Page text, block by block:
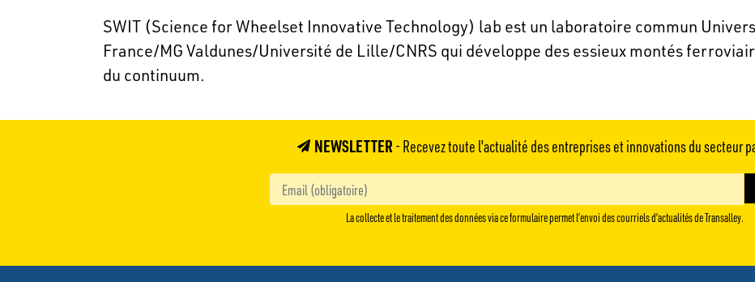
SWIT (Science for Wheelset Innovative Technology) lab est un laboratoire commun
France/MG Valdunes/Université de Lille/CNRS qui développe des essieux montés
du continuum.
NEWSLETTER- Recevez toute l'actualité des entreprises et innovations du secteur
La collecte et le traitement des données via ce formulaire permet l’envoi des courriels d'actualités de Transalley.